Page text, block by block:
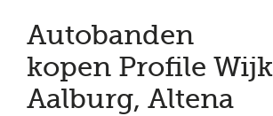
Autobanden
kopen Profile
Aalburg, Altena